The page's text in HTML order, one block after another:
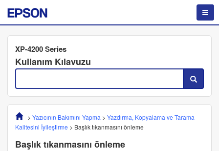
XP-4200 Series
Kullanım Kılavuzu
> Yazıcının Bakımını Yapma > Yazdırma, Kopyalama ve Tarama
Kalitesini İyileştirme > Başlık tıkanmasını önleme
Başlık tıkanmasını önleme